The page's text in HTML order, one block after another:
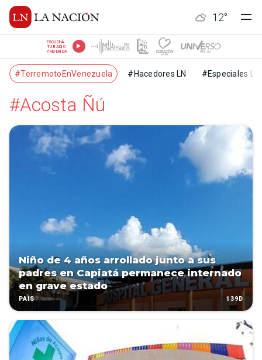
12°
ESCUCHÁ
TU RADIO
PREFERIDA
#TerremotoEnVenezuela #Hacedores LN #Especiales LN
#Acosta Ñú
Niño de 4 años arrollado junto a sus
padres en Capiatá permanece internado
en grave estado
PAÍS 139D